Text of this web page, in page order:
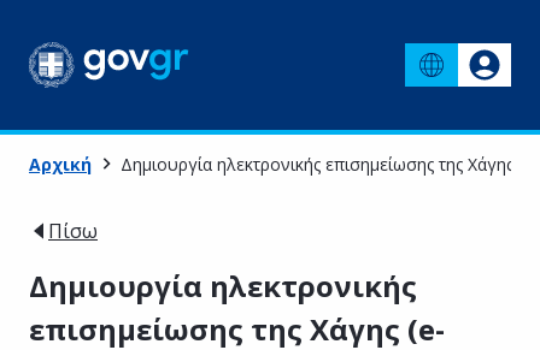
Αρχική Δημιουργία ηλεκτρονικής επισημείωσης της Χάγης
Πίσω
Δημιουργία ηλεκτρονικής
επισημείωσης της Χάγης (e-